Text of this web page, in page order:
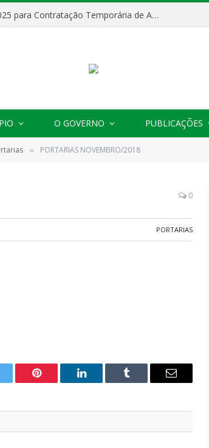
Processo Seletivo nº 001/2025 para Contratação Temporária de Agentes Comunitários de Saúde (ACS)
O GOVERNO PUBLICAÇÕES
» PORTARIAS NOVEMBRO/2018
0
PORTARIAS
Pinterest LinkedIn Tumblr
E-